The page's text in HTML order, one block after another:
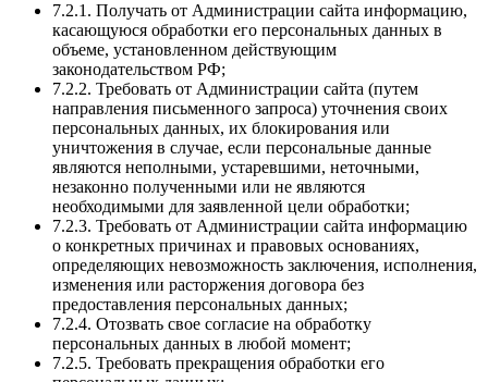
7.2.1. Получать от Администрации сайта информацию,
касающуюся обработки его персональных данных в
объеме, установленном действующим
законодательством РФ;
7.2.2. Требовать от Администрации сайта (путем
направления письменного запроса) уточнения своих
персональных данных, их блокирования или
уничтожения в случае, если персональные данные
являются неполными, устаревшими, неточными,
незаконно полученными или не являются
необходимыми для заявленной цели обработки;
7.2.3. Требовать от Администрации сайта информацию
о конкретных причинах и правовых основаниях,
определяющих невозможность заключения, исполнения,
изменения или расторжения договора без
предоставления персональных данных;
7.2.4. Отозвать свое согласие на обработку
персональных данных в любой момент;
7.2.5. Требовать прекращения обработки его